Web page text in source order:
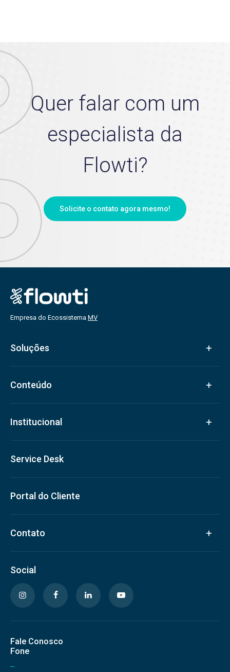
Quer falar com um
especialista da
Flowti?
Solicite o contato agora mesmo!
Empresa do Ecossistema MV
Soluções
Conteúdo
Institucional
Service Desk
Portal do Cliente
Contato
Social
Fale Conosco
Fone